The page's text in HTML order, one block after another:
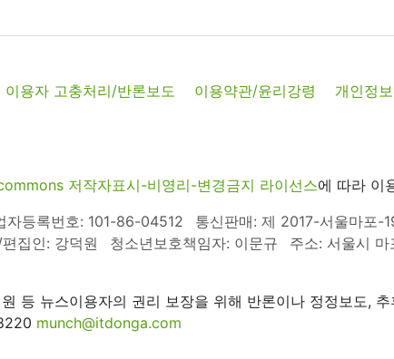
이용자 고충처리/반론보도 이용약관/윤리강령 개인정
저작자표시-비영리-변경금지 라이선스에 따라 이
자등록번호: 101-86-04512 통신판매: 제 2017-서울마포-
집인: 강덕원 청소년보호책임자: 이문규
주소: 서울시
등 뉴스이용자의 권리 보장을 위해 반론이나 정정보도,
munch@itdonga.com